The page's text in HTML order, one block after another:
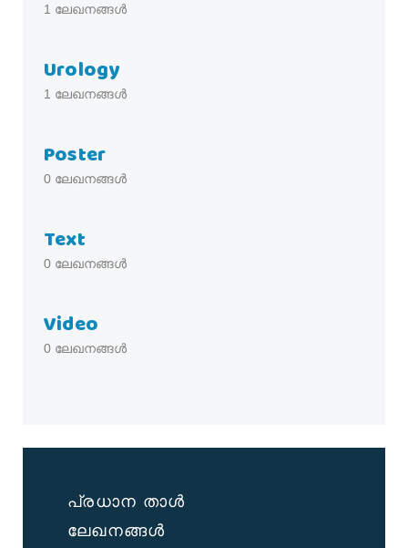
1 ലേഖനങ്ങൾ
Urology
1 ലേഖനങ്ങൾ
Poster
0 ലേഖനങ്ങൾ
Text
0 ലേഖനങ്ങൾ
Video
0 ലേഖനങ്ങൾ
പ്രധാന താൾ
ലേഖനങ്ങൾ